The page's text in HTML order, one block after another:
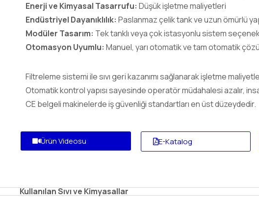
Enerji ve Kimyasal Tasarrufu: Düşük işletme maliyetleri
Endüstriyel Dayanıklılık: Paslanmaz çelik tank ve uzun ömürlü
Modüler Tasarım: Tek tanklı veya çok istasyonlu sistem
Otomasyon Uyumlu: Manuel, yarı otomatik ve tam otomatik
Filtreleme sistemi ile sıvı geri kazanımı sağlanarak işletme
Otomatik kontrol yapısı sayesinde operatör müdahalesi azalır,
CE belgeli makinelerde iş güvenliği standartları en üst düzeydedir.
Ürün Videosu E-Katalog
Kullanılan Sıvı ve Kimyasallar